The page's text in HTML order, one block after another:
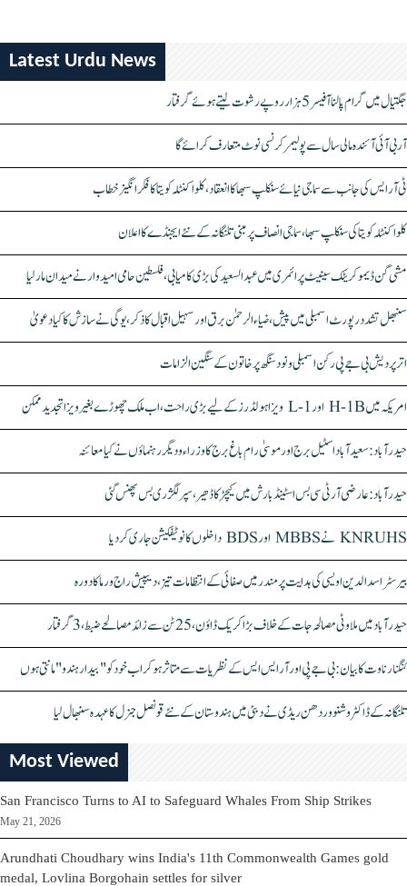
Latest Urdu News
جگتیال میں گرام پالنا آفیسر 5 ہزار روپے رشوت لیتے ہوئے گرفتار
آر بی آئی آئندہ مالی سال سے پولیمر کرنسی نوٹ متعارف کرائے گا
ٹی آر ایس کی جانب سے سماجی نیائے سنکلپ سبھا کا انعقاد، کلواکنٹلہ کویتا کا فکر انگیز خطاب
کلواکنٹلہ کویتا کی سنکلپ سبھا، سماجی انصاف پر مبنی تلنگانہ کے نئے ایجنڈے کا اعلان
مشی گن ڈیموکریٹک سینیٹ پرائمری میں عبدالسعید کی بڑی کامیابی، فلسطین حامی امیدوار نے میدان مار لیا
سنبھل تشدد رپورٹ اسمبلی میں پیش، ضیاء الرحمٰن برق اور سہیل اقبال کا ذکر، یوگی نے سازش کا کیا دعویٰ
اتر پردیش بی جے پی رکن اسمبلی ونود سنگھ پر خاتون کے سنگین الزامات
امریکہ میں H-1B اور L-1 ویزا ہولڈرز کے لیے بڑی راحت، اب ملک چھوڑے بغیر ویزا تجدید ممکن
حیدرآباد: سعیدآباد اسٹیل برج اور موسیٰ رام باغ برج کا وزراء و دیگر رہنماؤں نے کیا معائنہ
حیدرآباد: عارضی آر ٹی سی بس اسٹینڈ بارش میں کیچڑ کا ڈھیر، سپر لگژری بس پھنس گئی
KNRUHS نے MBBS اور BDS داخلوں کا نوٹیفکیشن جاری کر دیا
بیرسٹر اسدالدین اویسی کی ہدایت پر مندر میں صفائی کے انتظامات تیز، دیپیش راج ورما کا دورہ
حیدرآباد میں ملاوٹی مصالحہ جات کے خلاف بڑا کریک ڈاؤن، 25 ٹن سے زائد مصالحے ضبط، 3 گرفتار
کنگنا رناوت کا بیان: بی جے پی اور آر ایس ایس کے نظریات سے متاثر ہو کر اب خود کو "بیدار ہندو" مانتی ہوں
تلنگانہ کے ڈاکٹر وشنو وردھن ریڈی نے دبئی میں ہندوستان کے نئے قونصل جنرل کا عہدہ سنبھال لیا
Most Viewed
San Francisco Turns to AI to Safeguard Whales From Ship Strikes
May 21, 2026
Arundhati Choudhary wins India's 11th Commonwealth Games gold
medal, Lovlina Borgohain settles for silver